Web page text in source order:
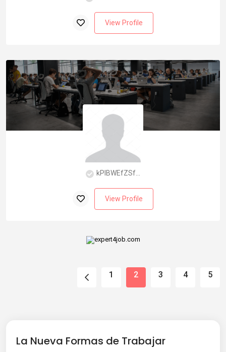
View Profile
kPlBWEfZSf...
View Profile
1 2 3 4 5
La Nueva Formas de Trabajar